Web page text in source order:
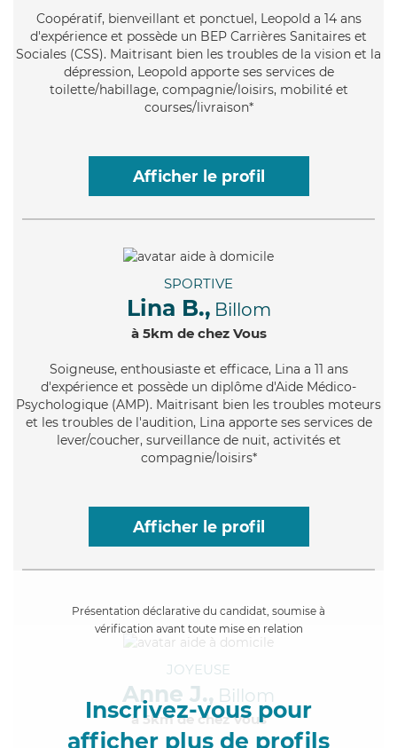
Coopératif, bienveillant et ponctuel, Leopold a 14 ans
d'expérience et possède un BEP Carrières Sanitaires et
Sociales (CSS). Maitrisant bien les troubles de la vision et la
dépression, Leopold apporte ses services de
toilette/habillage, compagnie/loisirs, mobilité et
courses/livraison*
Afficher le profil
SPORTIVE
Lina B., Billom
à 5km de chez Vous
Soigneuse, enthousiaste et efficace, Lina a 11 ans
d'expérience et possède un diplôme d'Aide Médico-
Psychologique (AMP). Maitrisant bien les troubles moteurs
et les troubles de l'audition, Lina apporte ses services de
lever/coucher, surveillance de nuit, activités et
compagnie/loisirs*
Afficher le profil
Présentation déclarative du candidat, soumise à
vérification avant toute mise en relation
Inscrivez-vous pour
afficher plus de profils
JOYEUSE
Anne J., Billom
à 5km de chez Vous